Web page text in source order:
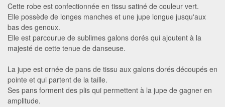
Cette robe est confectionnée en tissu satiné de couleur vert.
Elle possède de longes manches et une jupe longue jusqu'aux
bas des genoux.
Elle est parcourue de sublimes galons dorés qui ajoutent à la
majesté de cette tenue de danseuse.
La jupe est ornée de pans de tissu aux galons dorés découpés en
pointe et qui partent de la taille.
Ses pans forment des plis qui permettent à la jupe de gagner en
amplitude.